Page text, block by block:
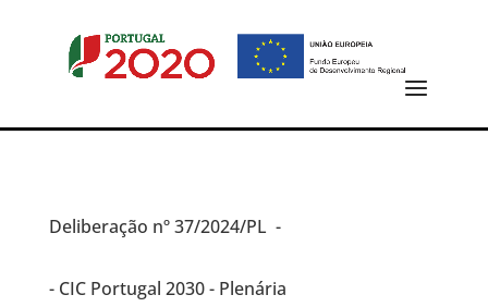
Deliberação nº 37/2024/PL -
- CIC Portugal 2030 - Plenária